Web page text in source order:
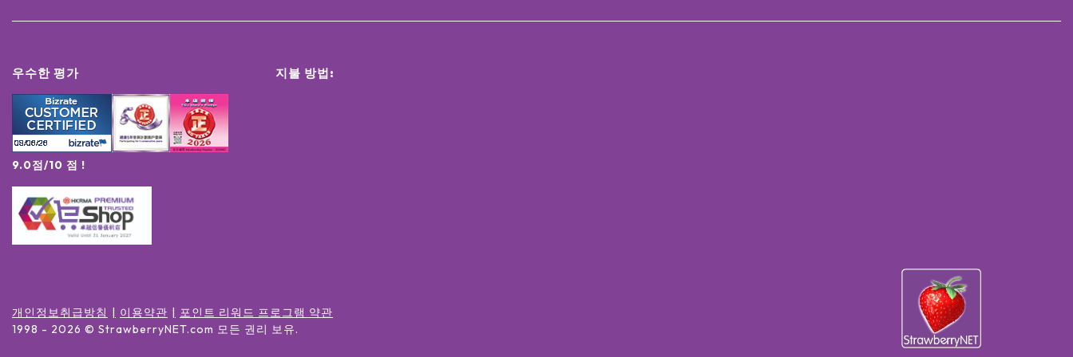
우수한 평가
9.0점/10 점 !
지불 방법:
개인정보취급방침 이용약관
포인트 리워드 프로그램 약관
1998 - 2026 © StrawberryNET.com 모든 권리 보유.